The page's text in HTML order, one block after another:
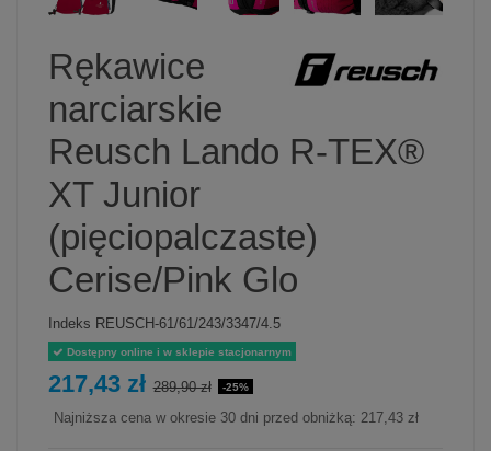
Rękawice
narciarskie
Reusch Lando R-TEX®
XT Junior
(pięciopalczaste)
Cerise/Pink Glo
Indeks REUSCH-61/61/243/3347/4.5
Dostępny online i w sklepie stacjonarnym
217,43 zł 289,90 zł -25%
Najniższa cena w okresie 30 dni przed obniżką: 217,43 zł